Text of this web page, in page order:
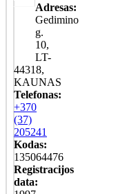
Adresas:
Gedimino
g.
10,
LT-
44318,
KAUNAS
Telefonas:
+370
(37)
205241
Kodas:
135064476
Registracijos
data: